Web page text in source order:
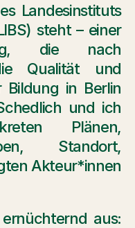
Landesinstituts
steht – einer
die nach
Qualität und
Bildung in Berlin
und ich
Plänen,
Standort,
Akteur*innen
aus: